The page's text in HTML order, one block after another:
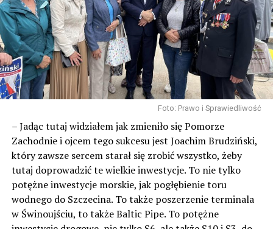
Foto: Prawo i Sprawiedliwość
– Jadąc tutaj widziałem jak zmieniło się Pomorze
Zachodnie i ojcem tego sukcesu jest Joachim Brudziński,
który zawsze sercem starał się zrobić wszystko, żeby
tutaj doprowadzić te wielkie inwestycje. To nie tylko
potężne inwestycje morskie, jak pogłębienie toru
wodnego do Szczecina. To także poszerzenie terminala
w Świnoujściu, to także Baltic Pipe. To potężne